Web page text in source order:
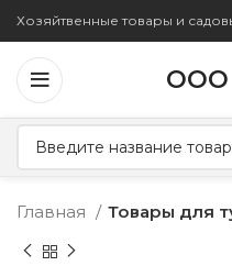
Хозяйтвенные товары и
ООО
Главная Товары для